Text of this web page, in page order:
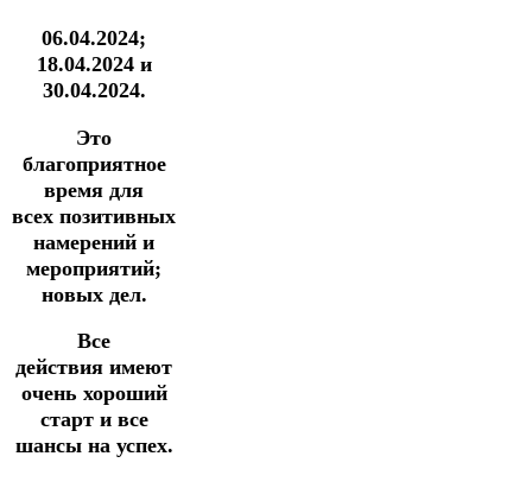
06.04.2024;
18.04.2024 и
30.04.2024.
Это
благоприятное
время для
всех позитивных
намерений и
мероприятий;
новых дел.
Все
действия имеют
очень хороший
старт и все
шансы на успех.